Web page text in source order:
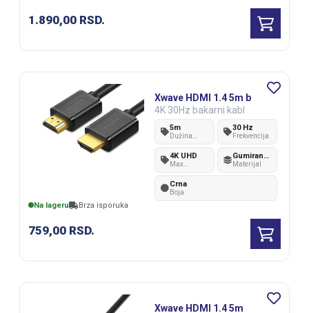
1.890,00 RSD.
Na lageru Brza isporuka
759,00 RSD.
Xwave HDMI 1.4 5m b
4K 30Hz bakarni kabl
5m
Dužina
30 Hz
Frekvencija
4K UHD
Max
Gumirana plastika
Materijal
Crna
Boja
Xwave HDMI 1.4 5m